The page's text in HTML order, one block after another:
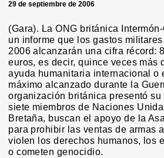
29 de septiembre de 2006
(Gara). La ONG británica
un informe que los gastos
2006 alcanzarán una cifra récord:
euros, es decir, quince veces más
ayuda humanitaria internacional o
máximo alcanzado durante la
organización británica presentó
siete miembros de Naciones
Bretaña, buscan el apoyo de la
para prohibir las ventas de armas
violen los derechos humanos, los
o cometen genocidio.